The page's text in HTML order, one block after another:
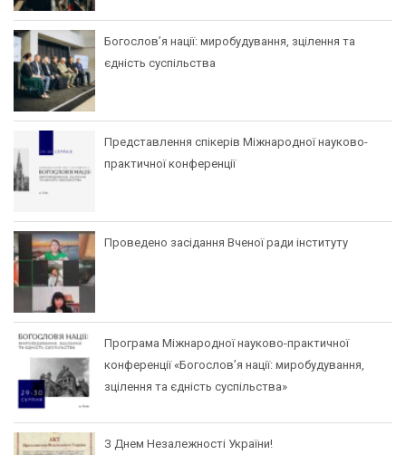
Богослов’я нації: миробудування, зцілення та
єдність суспільства
Представлення спікерів Міжнародної науково-
практичної конференції
Проведено засідання Вченої ради інституту
Програма Міжнародної науково-практичної
конференції «Богослов’я нації: миробудування,
зцілення та єдність суспільства»
З Днем Незалежності України!